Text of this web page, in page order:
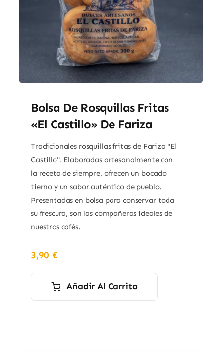
Bolsa De Rosquillas Fritas
«El Castillo» De Fariza
Tradicionales rosquillas fritas de Fariza "El
Castillo". Elaboradas artesanalmente con
la receta de siempre, ofrecen un bocado
tierno y un sabor auténtico de pueblo.
Presentadas en bolsa para conservar toda
su frescura, son las compañeras ideales de
nuestros cafés.
3,90€
Añadir Al Carrito